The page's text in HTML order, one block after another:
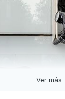
Ver más